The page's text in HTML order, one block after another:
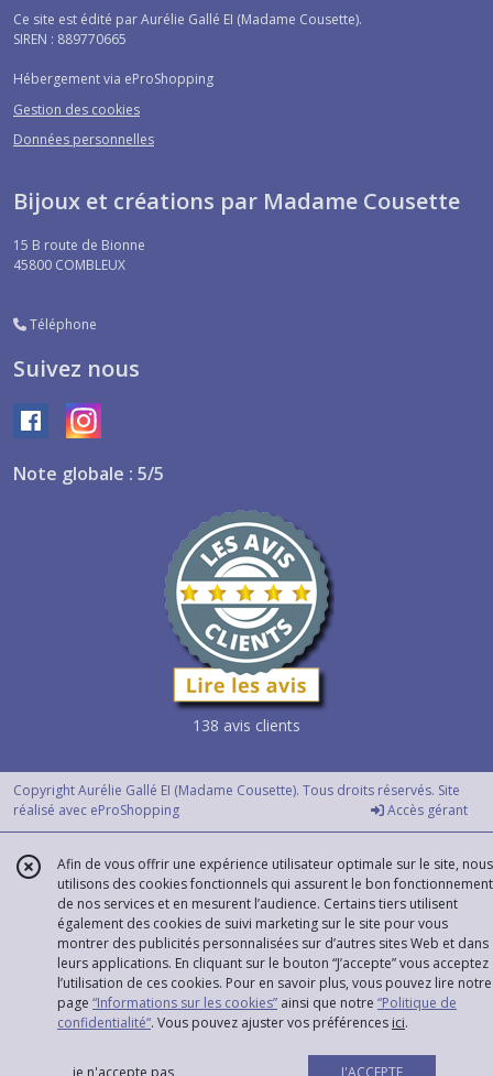
Ce site est édité par Aurélie Gallé EI (Madame Cousette).
SIREN : 889770665
Hébergement via eProShopping
Gestion des cookies
Données personnelles
Bijoux et créations par Madame Cousette
15 B route de Bionne
45800 COMBLEUX
Téléphone
Suivez nous
Note globale : 5/5
138 avis clients
Copyright Aurélie Gallé EI (Madame Cousette). Tous droits réservés. Site
réalisé avec eProShopping Accès gérant
Afin de vous offrir une expérience utilisateur optimale sur le site, nous
utilisons des cookies fonctionnels qui assurent le bon fonctionnement
de nos services et en mesurent l’audience. Certains tiers utilisent
également des cookies de suivi marketing sur le site pour vous
montrer des publicités personnalisées sur d’autres sites Web et dans
leurs applications. En cliquant sur le bouton “J’accepte” vous acceptez
l’utilisation de ces cookies. Pour en savoir plus, vous pouvez lire notre
page “Informations sur les cookies” ainsi que notre “Politique de
confidentialité“. Vous pouvez ajuster vos préférences ici.
je n'accepte pas J'ACCEPTE